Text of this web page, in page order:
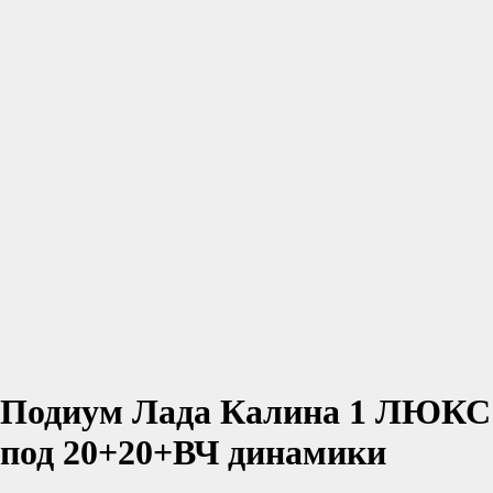
Подиум Лада Калина 1 ЛЮКС
под 20+20+ВЧ динамики